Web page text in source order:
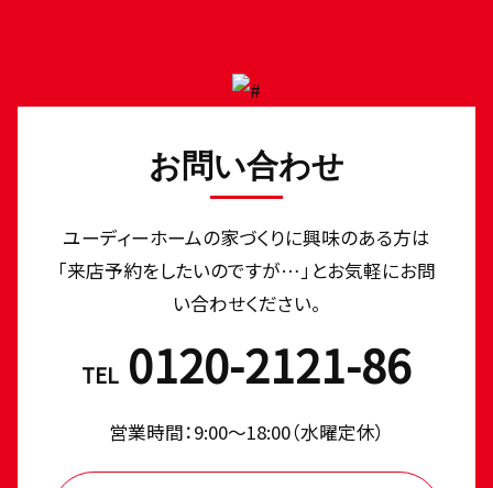
お問い合わせ
ユーディーホームの家づくりに興味のある⽅は
「来店予約をしたいのですが…」とお気軽にお問
い合わせください。
TEL 0120-2121-86
営業時間：9:00〜18:00（⽔曜定休）